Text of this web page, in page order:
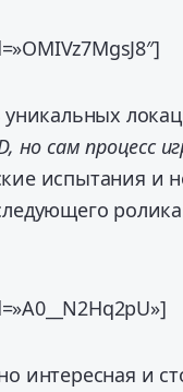
но сам процесс
испытания и
интересная и